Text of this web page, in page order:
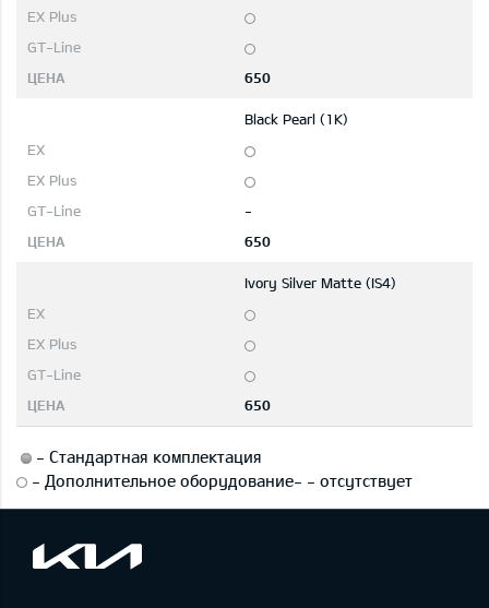
650
Black Pearl (1K)
-
650
Ivory Silver Matte (IS4)
650
- Стандартная комплектация
- Дополнительное оборудование- - отсутствует